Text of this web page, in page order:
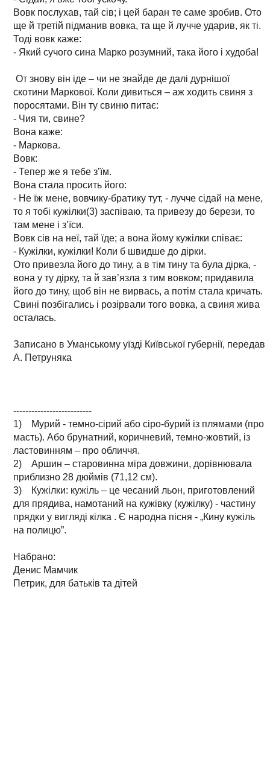
Вовк послухав, тай сів; і цей баран те саме зробив. Ото
ще й третій підманив вовка, та ще й лучче ударив, як ті.
Тоді вовк каже:
- Який сучого сина Марко розумний, така його і худоба!
От знову він іде – чи не знайде де далі дурнішої
скотини Маркової. Коли дивиться – аж ходить свиня з
поросятами. Він ту свиню питає:
- Чия ти, свине?
Вона каже:
- Маркова.
Вовк:
- Тепер же я тебе з’їм.
Вона стала просить його:
- Не їж мене, вовчику-братику тут, - лучче сідай на мене,
то я тобі кужілки(3) заспіваю, та привезу до берези, то
там мене і з’їси.
Вовк сів на неї, тай їде; а вона йому кужілки співає:
- Кужілки, кужілки! Коли б швидше до дірки.
Ото привезла його до тину, а в тім тину та була дірка, -
вона у ту дірку, та й зав’язла з тим вовком; придавила
його до тину, щоб він не вирвась, а потім стала кричать.
Свині позбігались і розірвали того вовка, а свиня жива
осталась.
Записано в Уманському уїзді Київської губернії, передав
А. Петруняка
--------------------------
1) Мурий - темно-сірий або сіро-бурий із плямами (про
масть). Або брунатний, коричневий, темно-жовтий, із
ластовинням – про обличчя.
2) Аршин – старовинна міра довжини, дорівнювала
приблизно 28 дюймів (71,12 см).
3) Кужілки: кужіль – це чесаний льон, приготовлений
для прядива, намотаний на кужівку (кужілку) - частину
прядки у вигляді кілка . Є народна пісня - „Кину кужіль
на полицю”.
Набрано:
Денис Мамчик
Петрик, для батьків та дітей